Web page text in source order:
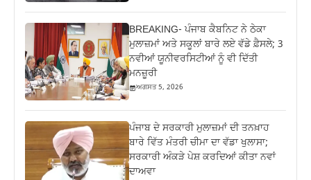
BREAKING- ਪੰਜਾਬ ਕੈਬਨਿਟ ਨੇ ਠੇਕਾ
ਮੁਲਾਜ਼ਮਾਂ ਅਤੇ ਸਕੂਲਾਂ ਬਾਰੇ ਲਏ ਵੱਡੇ ਫ਼ੈਸਲੇ; 3
ਨਵੀਆਂ ਯੂਨੀਵਰਸਿਟੀਆਂ ਨੂੰ ਵੀ ਦਿੱਤੀ
ਮਨਜ਼ੂਰੀ
ਅਗਸਤ 5, 2026
ਪੰਜਾਬ ਦੇ ਸਰਕਾਰੀ ਮੁਲਾਜ਼ਮਾਂ ਦੀ ਤਨਖ਼ਾਹ
ਬਾਰੇ ਵਿੱਤ ਮੰਤਰੀ ਚੀਮਾ ਦਾ ਵੱਡਾ ਖੁਲਾਸਾ;
ਸਰਕਾਰੀ ਅੰਕੜੇ ਪੇਸ਼ ਕਰਦਿਆਂ ਕੀਤਾ ਨਵਾਂ
ਦਾਅਵਾ